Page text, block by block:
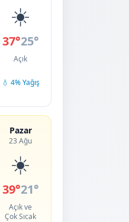
☀️
37°25°
Açık
💧 4% Yağış
Pazar
23 Ağu
☀️
39°21°
Açık ve
Çok Sıcak